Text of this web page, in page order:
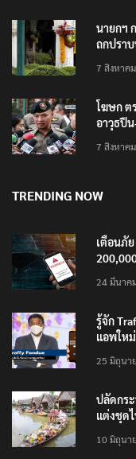
นายกฯ
ถกปรา
7 สิงหาค
โฆษก ต
อาวุธปื
7 สิงหาค
TRENDING NOW
เตือนภั
24 มีนาค
รู้จัก
แอพให
25 มิถุนา
ปลัดกระ
แต่งชุด
10 มิถุนา